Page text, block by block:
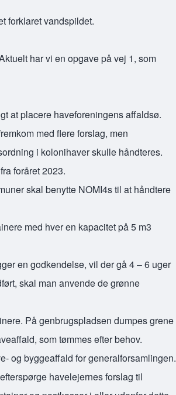
forklaret vandspildet.
har vi en opgave på vej 1, som
at placere haveforeningens affaldsø.
med flere forslag, men
i kolonihaver skulle håndteres.
foråret 2023.
skal benytte NOMI4s til at håndtere
med hver en kapacitet på 5 m3
en godkendelse, vil der gå 4 – 6 uger
skal man anvende de grønne
På genbrugspladsen dumpes grene
som tømmes efter behov.
og byggeaffald for generalforsamlingen.
havelejernes forslag til